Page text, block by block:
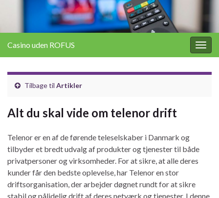
Casino uden ROFUS
Tilbage til Artikler
Alt du skal vide om telenor drift
Telenor er en af de førende teleselskaber i Danmark og
tilbyder et bredt udvalg af produkter og tjenester til både
privatpersoner og virksomheder. For at sikre, at alle deres
kunder får den bedste oplevelse, har Telenor en stor
driftsorganisation, der arbejder døgnet rundt for at sikre
stabil og pålidelig drift af deres netværk og tjenester. I denne